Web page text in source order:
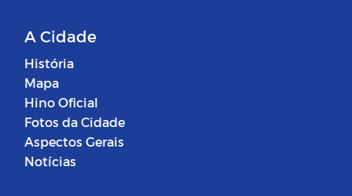
A Cidade
História
Mapa
Hino Oficial
Fotos da Cidade
Aspectos Gerais
Notícias